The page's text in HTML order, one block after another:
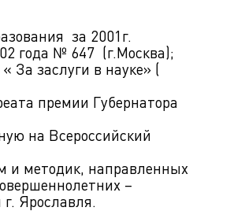
за 2001г.
года № 647 (г.Москва);
За заслуги в науке» (
премии Губернатора
на Всероссийский
и методик, направленных
–
Ярославля.